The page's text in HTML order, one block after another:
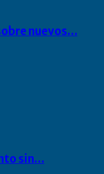
nuevos…
sin…